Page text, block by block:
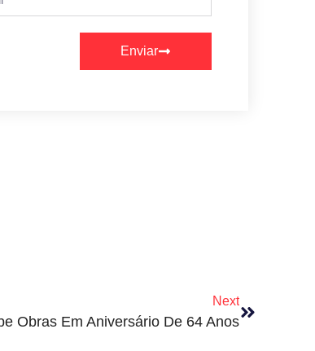
Enviar
Next
Obras Em Aniversário De 64 Anos